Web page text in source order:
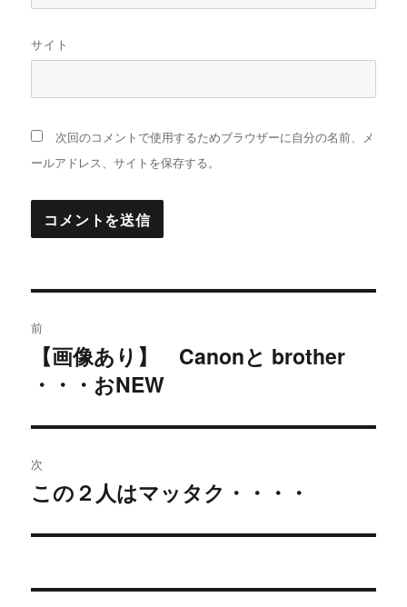
サイト
次回のコメントで使用するためブラウザーに自分の名前、メ
ールアドレス、サイトを保存する。
稿
ナ
ビ
ゲ
ー
シ
前
去
投
稿:
【画像あり】 Canonと brother
・・・おNEW
次
次
投
この２人はマッタク・・・・